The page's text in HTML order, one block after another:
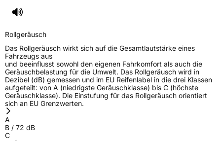
Rollgeräusch
Das Rollgeräusch wirkt sich auf die Gesamtlautstärke eines
Fahrzeugs aus
und beeinflusst sowohl den eigenen Fahrkomfort als auch die
Geräuschbelastung für die Umwelt. Das Rollgeräusch wird in
Dezibel (dB) gemessen und im EU Reifenlabel in die drei Klassen
aufgeteilt: von A (niedrigste Geräuschklasse) bis C (höchste
Geräuschklasse). Die Einstufung für das Rollgeräusch orientiert
sich an EU Grenzwerten.
A
B / 72 dB
C